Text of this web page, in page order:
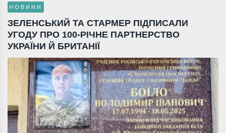
НОВИНИ
ЗЕЛЕНСЬКИЙ ТА СТАРМЕР ПІДПИСАЛИ
УГОДУ ПРО 100-РІЧНЕ ПАРТНЕРСТВО
УКРАЇНИ Й БРИТАНІЇ